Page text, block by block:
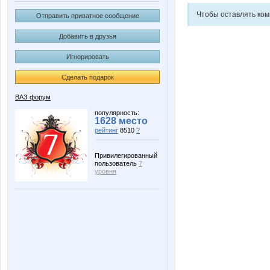
Отправить приватное сообщение
Добавить в друзья
Игнорировать
Сделать подарок
ВАЗ форум
популярность:
1628 место
рейтинг 8510 ?
Привилегированный
пользователь 7
уровня
Чтобы оставлять